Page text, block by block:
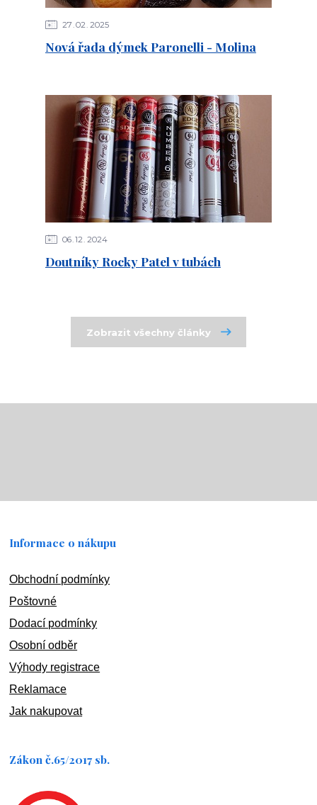
27 02 2025
Nová řada dýmek Paronelli - Molina
06 12 2024
Doutníky Rocky Patel v tubách
Zobrazit všechny články
Informace o nákupu
Obchodní podmínky
Poštovné
Dodací podmínky
Osobní odběr
Výhody registrace
Reklamace
Jak nakupovat
Zákon č.65/2017 sb.